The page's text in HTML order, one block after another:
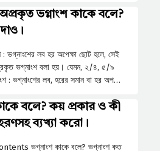
ভগ্নাংশ কাকে বলে?
ভগ্নাংশের লব হর অপেক্ষা ছােট হলে, সেই
ভগ্নাংশ বলা হয়। যেমন, ২/৪, ৫/৯
: ভগ্নাংশের লব, হরের সমান বা হর অপ…
বলে? কয় প্রকার ও কী
ব্যখ্যা করো।
ভগ্নাংশ কাকে বলে? ভগ্নাংশ কত